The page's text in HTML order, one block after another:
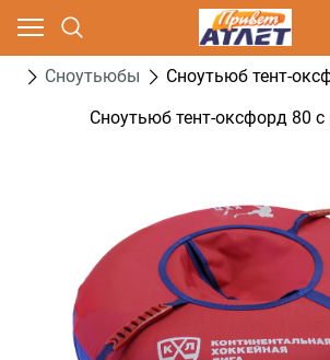
Сноутьюбы
Сноутьюб тент-
Сноутьюб тент-оксфорд 80
Ваш город - Москва,
угадали?
ДА НЕТ